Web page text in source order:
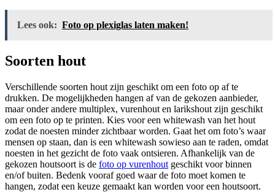
Lees ook: Foto op plexiglas laten maken!
Soorten hout
Verschillende soorten hout zijn geschikt om een foto op af te
drukken. De mogelijkheden hangen af van de gekozen aanbieder,
maar onder andere multiplex, vurenhout en larikshout zijn geschikt
om een foto op te printen. Kies voor een whitewash van het hout
zodat de noesten minder zichtbaar worden. Gaat het om foto’s waar
mensen op staan, dan is een whitewash sowieso aan te raden, omdat
noesten in het gezicht de foto vaak ontsieren. Afhankelijk van de
gekozen houtsoort is de foto op vurenhout geschikt voor binnen
en/of buiten. Bedenk vooraf goed waar de foto moet komen te
hangen, zodat een keuze gemaakt kan worden voor een houtsoort.